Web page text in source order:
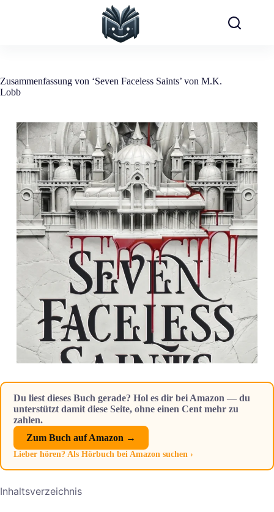
Zusammenfassung von ‘Seven Faceless Saints’ von M.K.
Lobb
Du liest dieses Buch gerade? Hol es dir bei Amazon — du
unterstützt damit diese Seite, ohne einen Cent mehr zu
zahlen.
Zum Buch auf Amazon →
Lieber hören? Als Hörbuch bei Amazon suchen ›
Inhaltsverzeichnis